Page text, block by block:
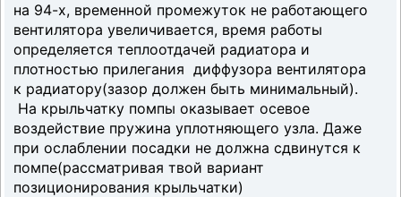
на 94-х, временной промежуток не работающего
вентилятора увеличивается, время работы
определяется теплоотдачей радиатора и
плотностью прилегания диффузора вентилятора
к радиатору(зазор должен быть минимальный).
На крыльчатку помпы оказывает осевое
воздействие пружина уплотняющего узла. Даже
при ослаблении посадки не должна сдвинутся к
помпе(рассматривая твой вариант
позиционирования крыльчатки)